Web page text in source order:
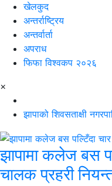
खेलकुद
अन्तर्राष्ट्रिय
अन्तर्वार्ता
अपराध
फिफा विश्वकप २०२६
×
झापाको शिवसताक्षी
झापामा कलेज बस
चालक प्रहरी